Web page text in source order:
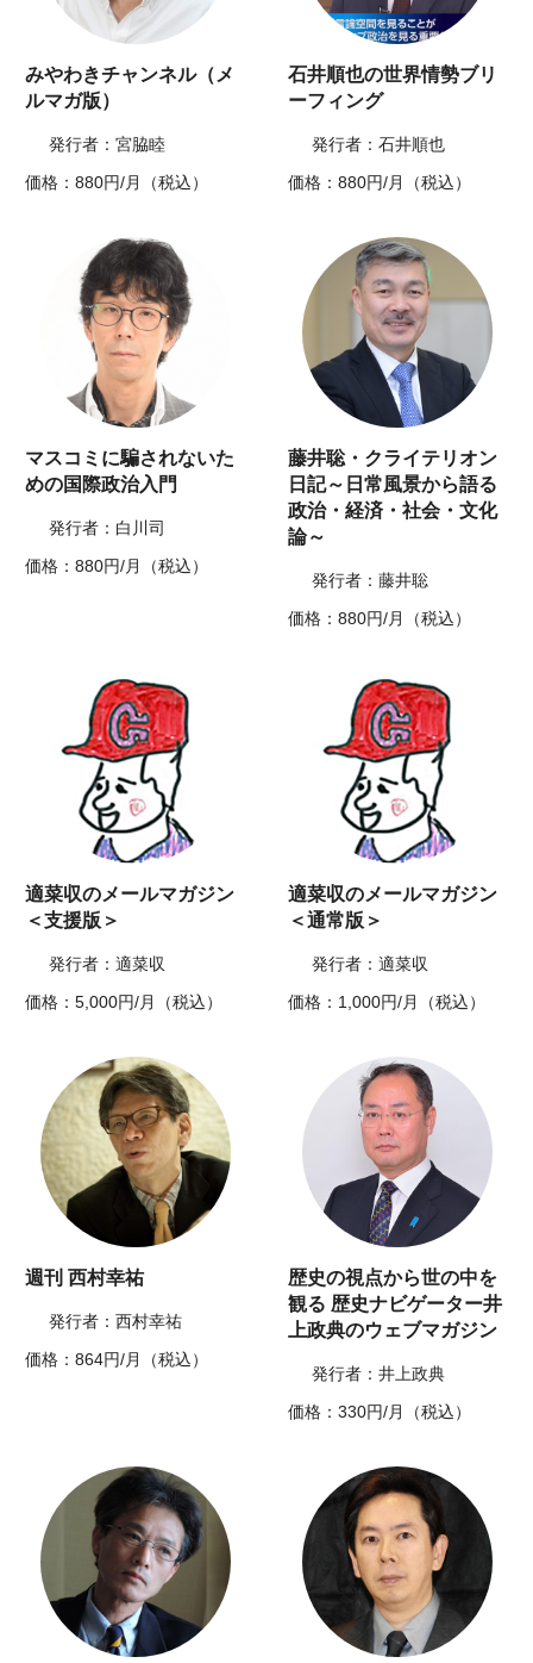
みやわきチャンネル（メ
ルマガ版）
発行者：宮脇睦
価格：880円/月（税込）
石井順也の世界情勢ブリ
ーフィング
発行者：石井順也
価格：880円/月（税込）
マスコミに騙されないた
めの国際政治入門
発行者：白川司
価格：880円/月（税込）
藤井聡・クライテリオン
日記～日常風景から語る
政治・経済・社会・文化
論～
発行者：藤井聡
価格：880円/月（税込）
適菜収のメールマガジン
＜支援版＞
発行者：適菜収
価格：5,000円/月（税込）
適菜収のメールマガジン
＜通常版＞
発行者：適菜収
価格：1,000円/月（税込）
週刊 西村幸祐
発行者：西村幸祐
価格：864円/月（税込）
歴史の視点から世の中を
観る 歴史ナビゲーター井
上政典のウェブマガジン
発行者：井上政典
価格：330円/月（税込）